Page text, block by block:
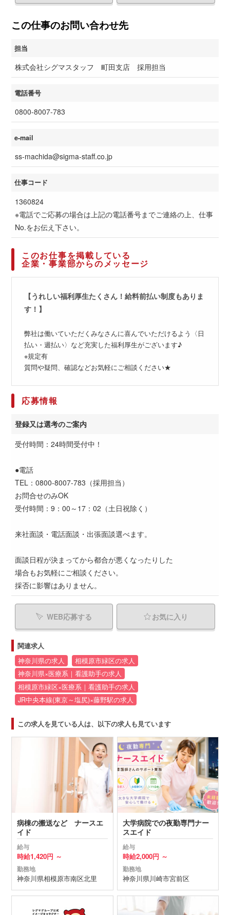
この仕事のお問い合わせ先
担当
株式会社シグマスタッフ 町田支店 採用担当
電話番号
0800-8007-783
e-mail
ss-machida@sigma-staff.co.jp
仕事コード
1360824
※電話でご応募の場合は上記の電話番号までご連絡の上、仕事
No.をお伝え下さい。
このお仕事を掲載している
企業・事業部からのメッセージ
【うれしい福利厚生たくさん！給料前払い制度もありま
す！】
弊社は働いていただくみなさんに喜んでいただけるよう〈日
払い・週払い〉など充実した福利厚生がございます♪
※規定有
質問や疑問、確認などお気軽にご相談ください★
応募情報
登録又は選考のご案内
受付時間：24時間受付中！
●電話
TEL：0800-8007-783（採用担当）
お問合せのみOK
受付時間：9：00～17：02（土日祝除く）
来社面談・電話面談・出張面談選べます。
面談日程が決まってから都合が悪くなったりした
場合もお気軽にご相談ください。
採否に影響はありません。
WEB応募する お気に入り
関連求人
神奈川県の求人
相模原市緑区の求人
神奈川県×医療系｜看護助手の求人
相模原市緑区×医療系｜看護助手の求人
JR中央本線(東京～塩尻)×藤野駅の求人
この求人を見ている人は、以下の求人も見ています
病棟の搬送など ナースエ
イド
給与
時給1,420円 ～
勤務地
神奈川県相模原市南区北里
大学病院での夜勤専門ナー
スエイド
給与
時給2,000円 ～
勤務地
神奈川県川崎市宮前区